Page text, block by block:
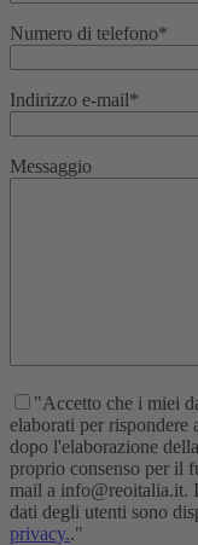
Numero di telefono*
Indirizzo e-mail*
Messaggio
"Accetto che i miei
elaborati per rispondere
dopo l'elaborazione
proprio consenso per il
mail a info@reoitalia.it.
dati degli utenti sono
privacy.."